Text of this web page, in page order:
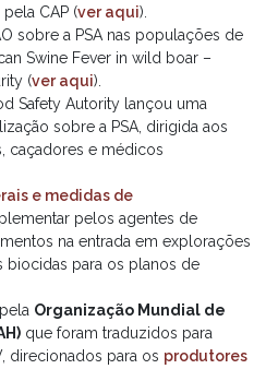
CAP (ver aqui).
sobre a PSA nas populações de
Swine Fever in wild boar –
(ver aqui).
Safety Autority lançou uma
sobre a PSA, dirigida aos
caçadores e médicos
e medidas de
pelos agentes de
na entrada em explorações
biocidas para os planos de
Organização Mundial de
que foram traduzidos para
direcionados para os produtores